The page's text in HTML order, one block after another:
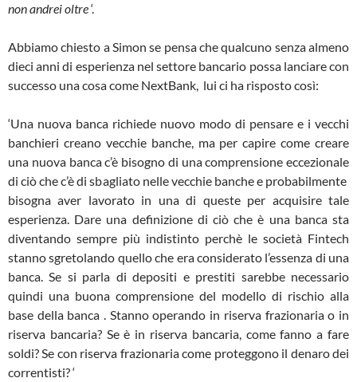
non andrei oltre‘.
Abbiamo chiesto a Simon se pensa che qualcuno senza almeno
dieci anni di esperienza nel settore bancario possa lanciare con
successo una cosa come NextBank, lui ci ha risposto così:
‘Una nuova banca richiede nuovo modo di pensare e i vecchi
banchieri creano vecchie banche, ma per capire come creare
una nuova banca c’è bisogno di una comprensione eccezionale
di ciò che c’è di sbagliato nelle vecchie banche e probabilmente
bisogna aver lavorato in una di queste per acquisire tale
esperienza. Dare una definizione di ciò che è una banca sta
diventando sempre più indistinto perchè le società Fintech
stanno sgretolando quello che era considerato l’essenza di una
banca. Se si parla di depositi e prestiti sarebbe necessario
quindi una buona comprensione del modello di rischio alla
base della banca . Stanno operando in riserva frazionaria o in
riserva bancaria? Se è in riserva bancaria, come fanno a fare
soldi? Se con riserva frazionaria come proteggono il denaro dei
correntisti? ‘